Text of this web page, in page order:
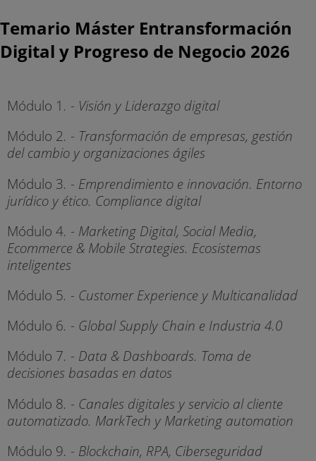
Temario Máster Entransformación
Digital y Progreso de Negocio 2026
Módulo 1. - Visión y Liderazgo digital
Módulo 2. - Transformación de empresas, gestión
del cambio y organizaciones ágiles
Módulo 3. - Emprendimiento e innovación. Entorno
jurídico y ético. Compliance digital
Módulo 4. - Marketing Digital, Social Media,
Ecommerce & Mobile Strategies. Ecosistemas
inteligentes
Módulo 5. - Customer Experience y Multicanalidad
Módulo 6. - Global Supply Chain e Industria 4.0
Módulo 7. - Data & Dashboards. Toma de
decisiones basadas en datos
Módulo 8. - Canales digitales y servicio al cliente
automatizado. MarkTech y Marketing automation
Módulo 9. - Blockchain, RPA, Ciberseguridad